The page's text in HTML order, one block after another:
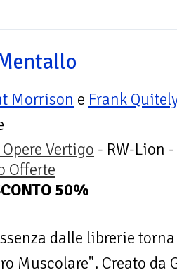
Morrison e Frank
Vertigo - RW-Lion -
Offerte
50%
dalle librerie
Muscolare". Creato da